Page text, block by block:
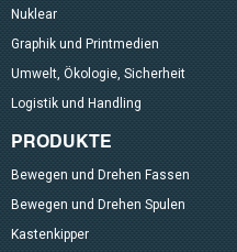
Nuklear
Graphik und Printmedien
Umwelt, Ökologie, Sicherheit
Logistik und Handling
PRODUKTE
Bewegen und Drehen Fassen
Bewegen und Drehen Spulen
Kastenkipper